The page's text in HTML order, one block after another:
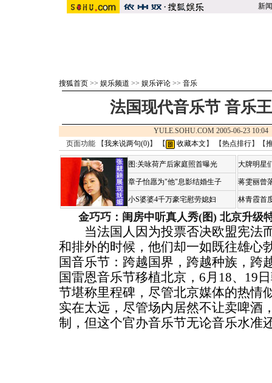
新闻
搜狐首页 >> 娱乐频道 >> 娱乐评论 >> 音乐
法国现代音乐节 音乐
YULE.SOHU.COM 2005-06-23
页面功能 【我来说两句(0)】 【 收藏本文 】 【热点排行】【
图:关咏荷产后家庭照首曝光
章子怡愿为"他"息影结婚生子
小S婆婆4千万豪宅慰劳媳妇
大牌明星
蒋雯丽曾
林青霞首
金巧巧：闺房中听真人秀(图) 北京升级
当法国人因为投票否决欧盟宪法
和排外的时候，他们却一如既往雄心
国音乐节：跨越国界，跨越种族，跨
国雷恩音乐节移植北京，6月18、19
节堪称里程碑，尽管北京媒体的热情
实在太远，尽管场内居然不让卖啤酒
制，但这个官办音乐节无论音乐水准